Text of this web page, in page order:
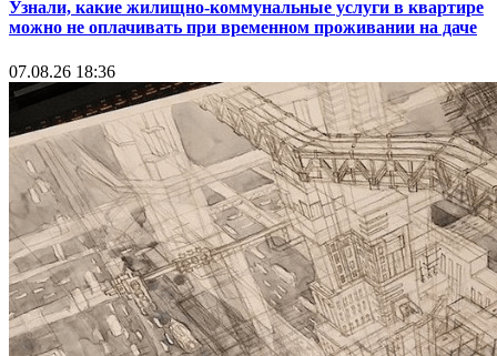
Узнали, какие жилищно-коммунальные услуги в квартире
можно не оплачивать при временном проживании на даче
07.08.26 18:36